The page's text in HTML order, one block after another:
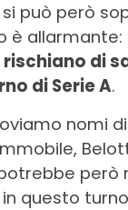
può però
è allarmante:
rischiano di
di Serie A.
nomi
però
questo